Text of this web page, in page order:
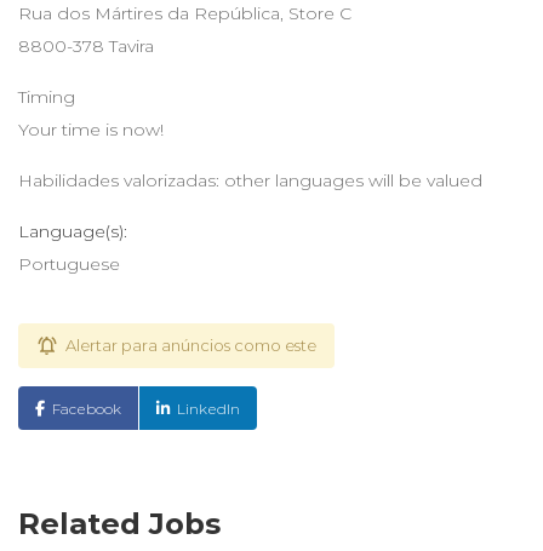
Rua dos Mártires da República, Store C
8800-378 Tavira
Timing
Your time is now!
Habilidades valorizadas: other languages will be valued
Language(s):
Portuguese
Alertar para anúncios como este
Facebook LinkedIn
Related Jobs